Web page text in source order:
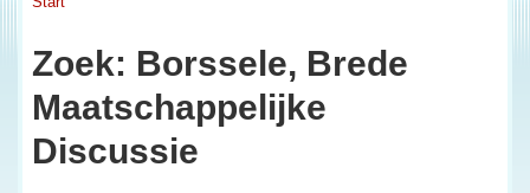
Zoek: Borssele, Brede
Maatschappelijke
Discussie